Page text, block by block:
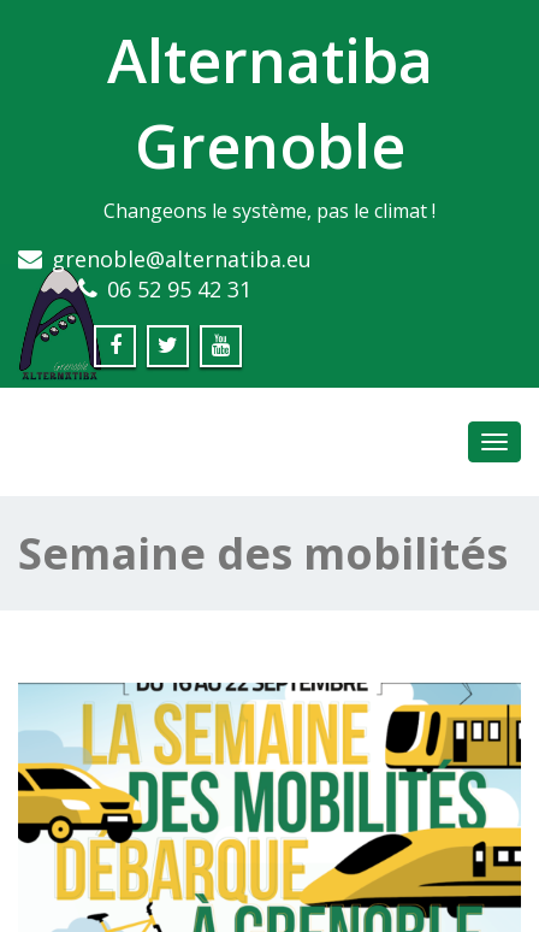
Alternatiba
Grenoble
Changeons le système, pas le climat !
grenoble@alternatiba.eu
06 52 95 42 31
Semaine des mobilités